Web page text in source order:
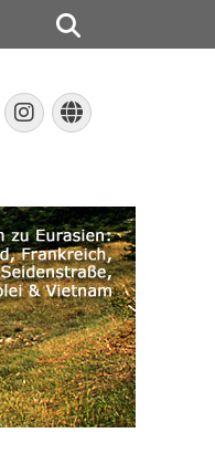
Instagram
Website